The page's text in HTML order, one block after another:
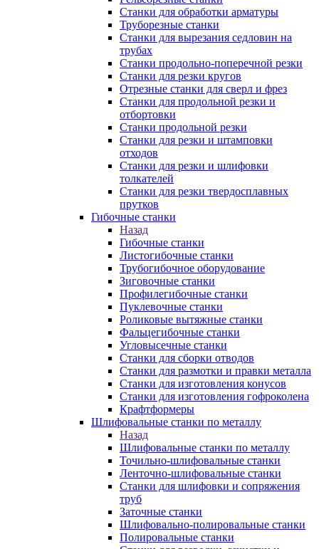
Станки для обработки арматуры
Труборезные станки
Станки для вырезания седловин на
трубаx
Станки продольно-поперечной резки
Станки для резки кругов
Отрезные станки для сверл и фрез
Станки для продольной резки и
отбортовки
Станки продольной резки
Станки для резки и штамповки
отходов
Станки для резки и шлифовки
толкателей
Станки для резки твердосплавных
прутков
Гибочные станки
Назад
Гибочные станки
Листогибочные станки
Трубогибочное оборудование
Зиговочные станки
Профилегибочные станки
Пуклевочные станки
Роликовые вытяжные станки
Фальцегибочные станки
Угловысечные станки
Станки для сборки отводов
Станки для размотки и правки металла
Станки для изготовления конусов
Станки для изготовления гофроколена
Крафтформеры
Шлифовальные станки по металлу
Назад
Шлифовальные станки по металлу
Точильно-шлифовальные станки
Ленточно-шлифовальные станки
Станки для шлифовки и сопряжения
труб
Заточные станки
Шлифовально-полировальные станки
Полировальные станки